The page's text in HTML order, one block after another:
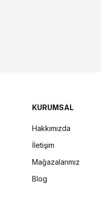
KURUMSAL
Hakkımızda
İletişim
Mağazalarımız
Blog